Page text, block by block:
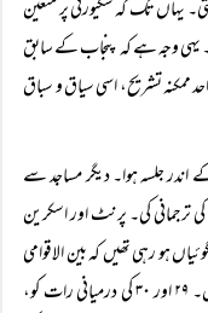
یہاں تک کہ سکیورٹی پر متعین
یہی وجہ ہے کہ پنجاب کے سابق
ممکنہ تشریح، اسی سیاق و سباق
اندر جلسہ ہوا۔ دیگر مساجد سے
کی۔ پرنٹ اور اسکرین
ہو رہی تھیں کہ بین الاقوامی
سطح پر این جی اوز مسیحی برادری کی کھل کر مدد کر رہی ہیں۔ ۲۹ اور ۳۰ کی درمیانی رات کو،